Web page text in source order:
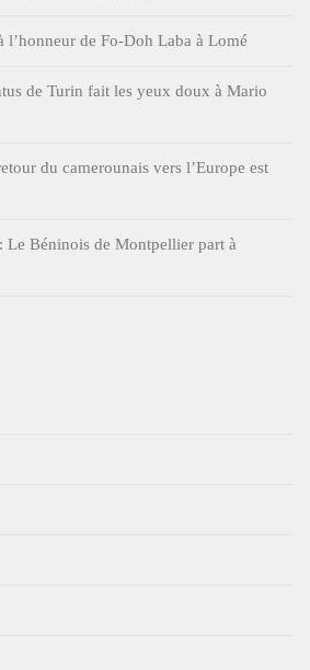
l’honneur de Fo-Doh Laba à Lomé
de Turin fait les yeux doux à Mario
du camerounais vers l’Europe est
Le Béninois de Montpellier part à